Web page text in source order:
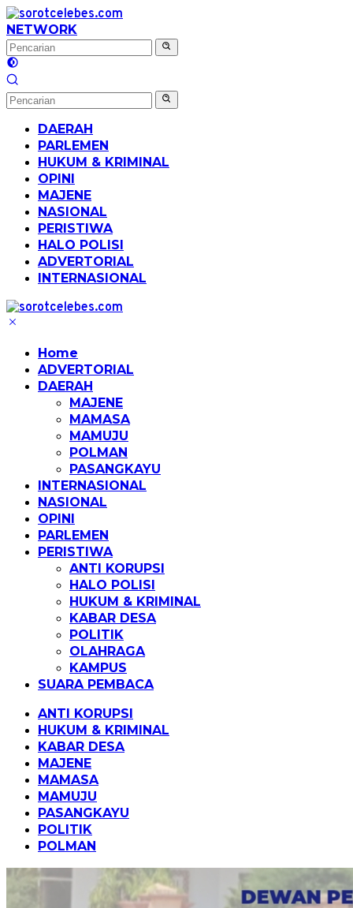
Langsung
ke
konten
NETWORK
DAERAH
PARLEMEN
HUKUM & KRIMINAL
OPINI
MAJENE
NASIONAL
PERISTIWA
HALO POLISI
ADVERTORIAL
INTERNASIONAL
Home
ADVERTORIAL
DAERAH
MAJENE
MAMASA
MAMUJU
POLMAN
PASANGKAYU
INTERNASIONAL
NASIONAL
OPINI
PARLEMEN
PERISTIWA
ANTI KORUPSI
HALO POLISI
HUKUM & KRIMINAL
KABAR DESA
POLITIK
OLAHRAGA
KAMPUS
SUARA PEMBACA
ANTI KORUPSI
HUKUM & KRIMINAL
KABAR DESA
MAJENE
MAMASA
MAMUJU
PASANGKAYU
POLITIK
POLMAN